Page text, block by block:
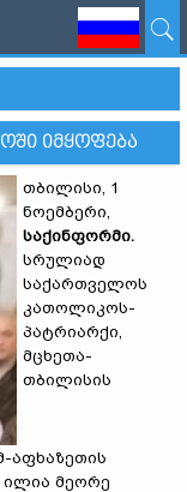
ᲘᲛᲧᲝᲤᲔᲑᲐ
თბილისი, 1
ნოემბერი,
საქინფორმი.
სრულიად
საქართველოს
კათოლიკოს-
პატრიარქი,
მცხეთა-
თბილისის
აფხაზეთის
ილია მეორე